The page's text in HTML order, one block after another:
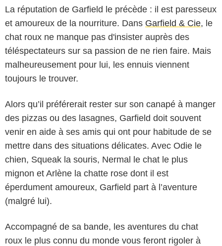
La réputation de Garfield le précède : il est paresseux
et amoureux de la nourriture. Dans Garfield & Cie, le
chat roux ne manque pas d'insister auprès des
téléspectateurs sur sa passion de ne rien faire. Mais
malheureusement pour lui, les ennuis viennent
toujours le trouver.
Alors qu’il préférerait rester sur son canapé à manger
des pizzas ou des lasagnes, Garfield doit souvent
venir en aide à ses amis qui ont pour habitude de se
mettre dans des situations délicates. Avec Odie le
chien, Squeak la souris, Nermal le chat le plus
mignon et Arlène la chatte rose dont il est
éperdument amoureux, Garfield part à l’aventure
(malgré lui).
Accompagné de sa bande, les aventures du chat
roux le plus connu du monde vous feront rigoler à